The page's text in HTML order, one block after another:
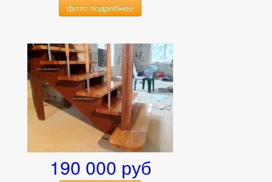
фото подробнее
190 000 руб